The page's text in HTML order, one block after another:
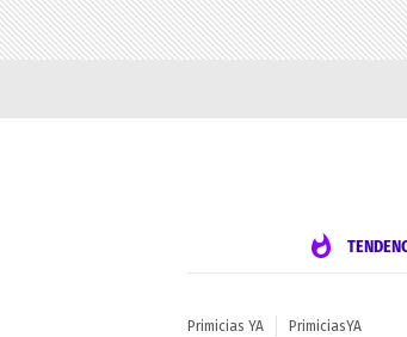
Primicias YA PrimiciasYA